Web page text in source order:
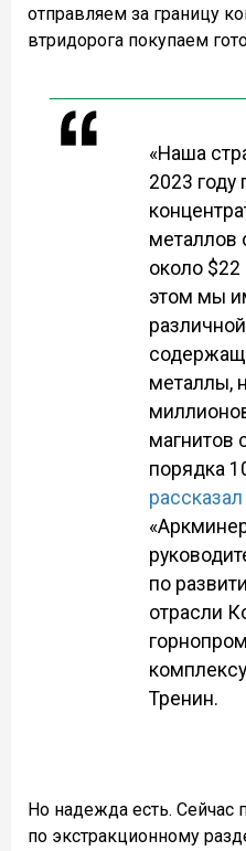
отправляем за границу
втридорога покупаем
«Наша
2023 году
металлов
около
этом мы
металлы,
магнитов
порядка
рассказал
по
отрасли
Тренин.
Но надежда есть. Сейчас
по экстракционному